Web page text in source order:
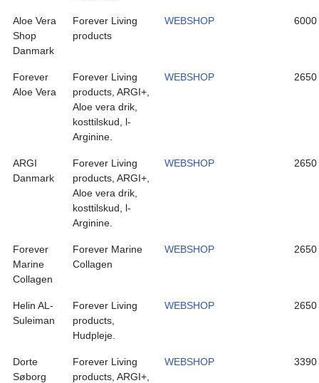
Aloe Vera
Shop
Danmark
Forever Living
products
WEBSHOP 6000
Forever
Aloe Vera
Forever Living
products, ARGI+,
Aloe vera drik,
kosttilskud, l-
Arginine.
WEBSHOP 2650
ARGI
Danmark
Forever Living
products, ARGI+,
Aloe vera drik,
kosttilskud, l-
Arginine.
WEBSHOP 2650
Forever
Marine
Collagen
Forever Marine
Collagen
WEBSHOP 2650
Helin AL-
Suleiman
Forever Living
products,
Hudpleje.
WEBSHOP 2650
Dorte
Søborg
Forever Living
products, ARGI+,
WEBSHOP 3390